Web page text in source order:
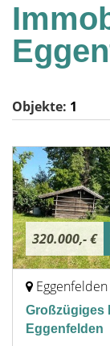
Objekte: 1
320.000,- €
Eggenfelden
Großzügiges
Eggenfelden